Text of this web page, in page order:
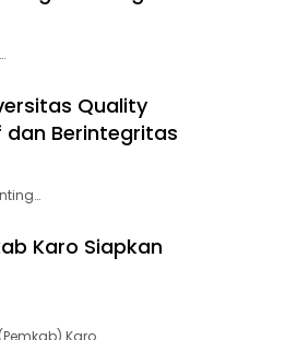
Quality
dan Berintegritas
Karo Siapkan
Karo…